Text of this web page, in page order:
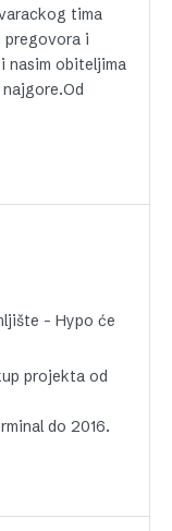
tima
pregovora i
nasim obiteljima
– Hypo će
projekta od
do 2016.